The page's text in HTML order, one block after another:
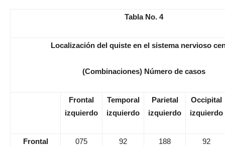
Tabla No. 4
Localización del quiste en el sistema nervioso
(Combinaciones) Número de casos
Frontal
izquierdo
Temporal
izquierdo
Parietal
izquierdo
Occipital
izquierdo
Frontal
075 92 188 92